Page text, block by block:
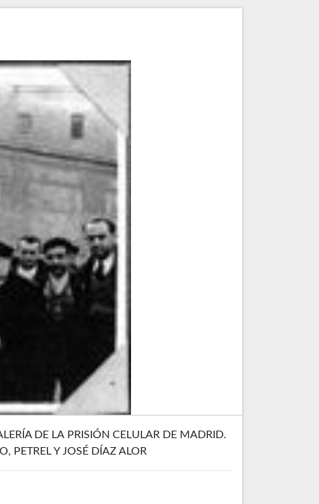
DE LA PRISIÓN CELULAR DE MADRID.
PETREL Y JOSÉ DÍAZ ALOR